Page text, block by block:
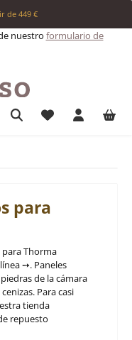
de 449 €
nuestro formulario de
Tienes 0
para
para Thorma
➙. Paneles
de la cámara
Para casi
tienda
repuesto